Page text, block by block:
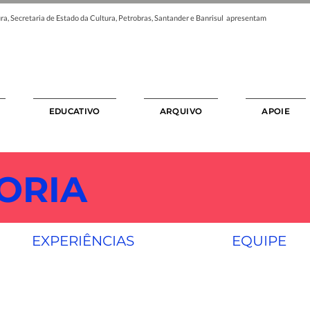
Secretaria de Estado da Cultura, Petrobras, Santander e Banrisul apresentam
EDUCATIVO ARQUIVO APOIE
EXPERIÊNCIAS EQUIPE